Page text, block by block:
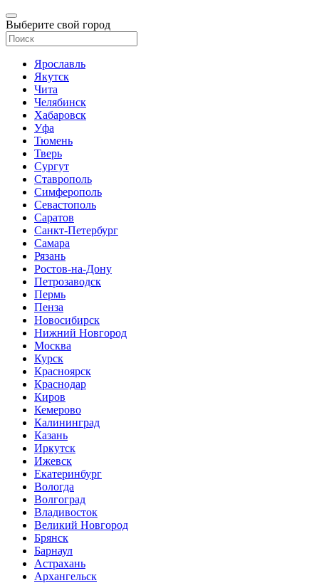
Выберите свой город
Ярославль
Якутск
Чита
Челябинск
Хабаровск
Уфа
Тюмень
Тверь
Сургут
Ставрополь
Симферополь
Севастополь
Саратов
Санкт-Петербург
Самара
Рязань
Ростов-на-Дону
Петрозаводск
Пермь
Пенза
Новосибирск
Нижний Новгород
Москва
Курск
Красноярск
Краснодар
Киров
Кемерово
Калининград
Казань
Иркутск
Ижевск
Екатеринбург
Вологда
Волгоград
Владивосток
Великий Новгород
Брянск
Барнаул
Астрахань
Архангельск